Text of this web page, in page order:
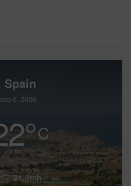
Spain
6, 2026
°C
21.6mh